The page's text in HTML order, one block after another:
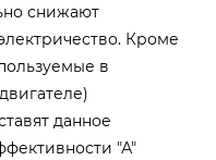
снижают
Кроме
в
данное
"А"